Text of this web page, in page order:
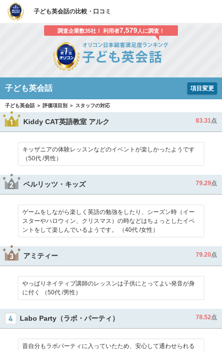
子ども英会話の比較・口コミ
調査企業数35社！ 利用者7,579人に調査！
子ども英会話 項目変更
子ども英会話 ＞ 評価項目別 ＞ スタッフの対応
Kiddy CAT英語教室 アルク 83.31点
キッザニアの体験レッスンなどのイベントが楽しかったようです
（50代 /男性）
ベルリッツ・キッズ 79.29点
ゲームをしながら楽しく英語の勉強をしたり、シーズン時（イー
スターやハロウィン、クリスマス）の時などはちょっとしたイベ
ントをして楽しんでいるようです。 （40代 /女性）
アミティー 79.20点
やっぱりネイティブ講師のレッスンは子供にとってよい発音が身
に付く （50代 /男性）
Labo Party（ラボ・パーティ） 78.52点
昔自分もラボパーティに入っていたため、安心して通わせられる